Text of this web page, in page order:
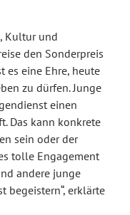
Kultur und
den Sonderpreis
es eine Ehre, heute
zu dürfen. Junge
einen
Das kann konkrete
sein oder der
tolle Engagement
andere junge
begeistern“, erklärte